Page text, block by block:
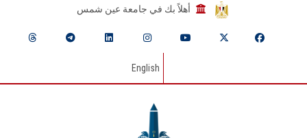
أهلاً بك في جامعة عين شمس
English